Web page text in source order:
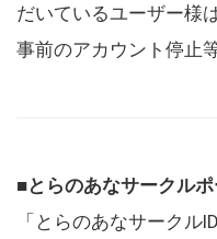
だいているユーザー様
事前のアカウント停止
■とらのあなサークル
「とらのあなサークル